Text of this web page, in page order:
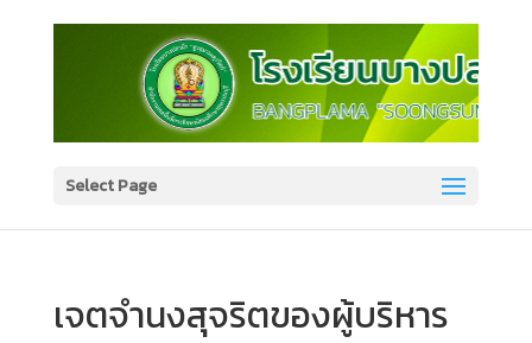
Select Page
เจตจำนงสุจริตของผู้บริหาร